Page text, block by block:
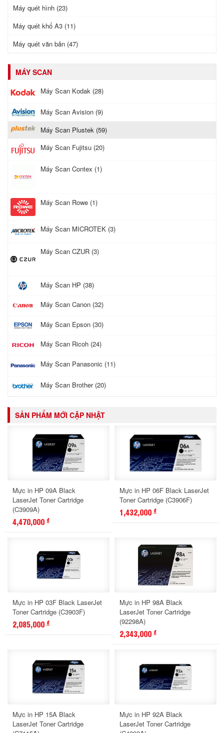
Máy quét hình (23)
Máy quét khổ A3 (11)
Máy quét văn bản (47)
MÁY SCAN
Máy Scan Kodak (28)
Máy Scan Avision (9)
Máy Scan Plustek (59)
Máy Scan Fujitsu (20)
Máy Scan Contex (1)
Máy Scan Rowe (1)
Máy Scan MICROTEK (3)
Máy Scan CZUR (3)
Máy Scan HP (38)
Máy Scan Canon (32)
Máy Scan Epson (30)
Máy Scan Ricoh (24)
Máy Scan Panasonic (11)
Máy Scan Brother (20)
SẢN PHẨM MỚI CẬP NHẬT
Mực in HP 09A Black
LaserJet Toner Cartridge
(C3909A)
4,470,000 đ
Mực in HP 06F Black LaserJet
Toner Cartridge (C3906F)
1,432,000 đ
Mực in HP 03F Black LaserJet
Toner Cartridge (C3903F)
2,085,000 đ
Mực in HP 98A Black
LaserJet Toner Cartridge
(92298A)
2,343,000 đ
Mực in HP 15A Black
LaserJet Toner Cartridge
Mực in HP 92A Black
LaserJet Toner Cartridge